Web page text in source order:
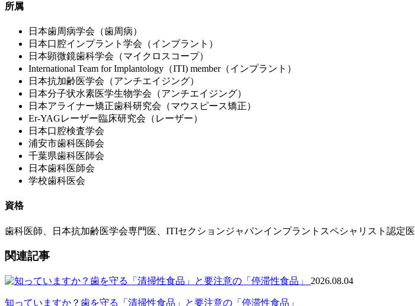
所属
日本歯周病学会（歯周病）
日本口腔インプラント学会（インプラント）
日本顕微鏡歯科学会（マイクロスコープ）
International Team for Implantology（ITI) member（インプラント）
日本抗加齢医学会（アンチエイジング）
日本分子状水素医学生物学会（アンチエイジング）
日本アライナー矯正歯科研究会（マウスピース矯正）
Er-YAGレーザー臨床研究会（レーザー）
日本口腔検査学会
浦安市歯科医師会
千葉県歯科医師会
日本歯科医師会
学校歯科医会
資格
歯科医師、日本抗加齢医学会専門医、ITIセクションジャパンインプラントスペシャリスト認定医
関連記事
2026.08.04
知っていますか？歯を守る「清掃性食品」と要注意の「停滞性食品」